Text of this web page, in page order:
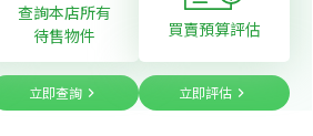
查詢本店所有
待售物件
立即查詢
買賣預算評估
立即評估